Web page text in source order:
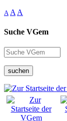
A A A
Suche VGem
suchen